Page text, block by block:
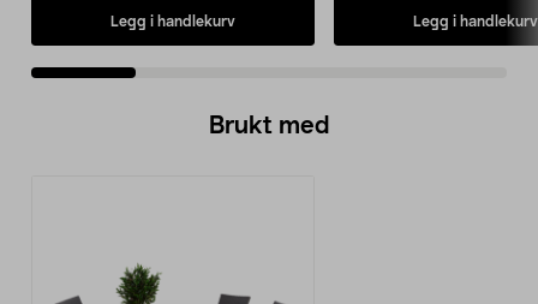
Legg i handlekurv Legg i handlekurv
Brukt med